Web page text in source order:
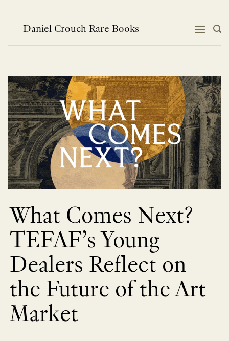
Daniel Crouch Rare Books
What Comes Next?
TEFAF’s Young
Dealers Reflect on
the Future of the Art
Market